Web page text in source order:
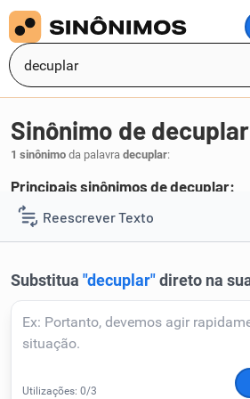
Reescrever Texto
Corrigir Texto
Sinônimo de decuplar
1 sinônimo da palavra decuplar:
Principais sinônimos de decuplar:
1 decuplicar.